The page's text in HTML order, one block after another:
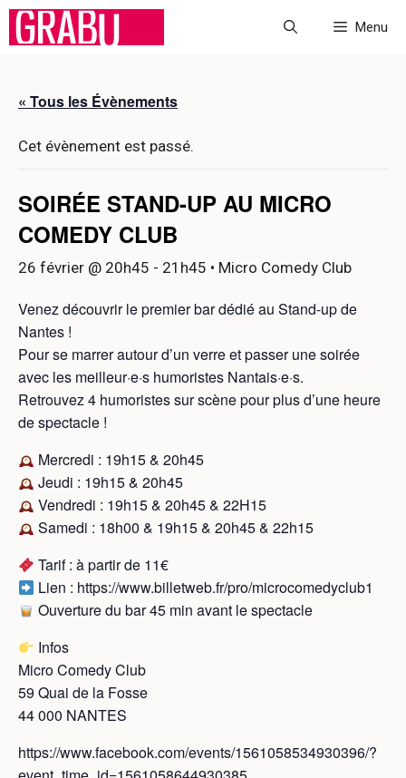
Aller
Menu
« Tous les Évènements
Cet évènement est passé.
SOIRÉE STAND-UP AU MICRO
COMEDY CLUB
26 février @ 20h45 - 21h45 • Micro Comedy Club
Venez découvrir le premier bar dédié au Stand-up de
Nantes !
Pour se marrer autour d’un verre et passer une soirée
avec les meilleur·e·s humoristes Nantais·e·s.
Retrouvez 4 humoristes sur scène pour plus d’une heure
de spectacle !
Mercredi : 19h15 & 20h45
Jeudi : 19h15 & 20h45
Vendredi : 19h15 & 20h45 & 22H15
Samedi : 18h00 & 19h15 & 20h45 & 22h15
Tarif : à partir de 11€
Lien : https://www.billetweb.fr/pro/microcomedyclub1
Ouverture du bar 45 min avant le spectacle
Infos
Micro Comedy Club
59 Quai de la Fosse
44 000 NANTES
https://www.facebook.com/events/1561058534930396/?